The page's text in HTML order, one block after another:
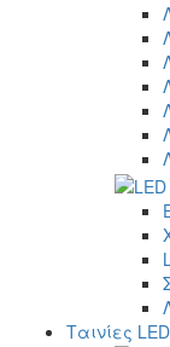
Ταινίες